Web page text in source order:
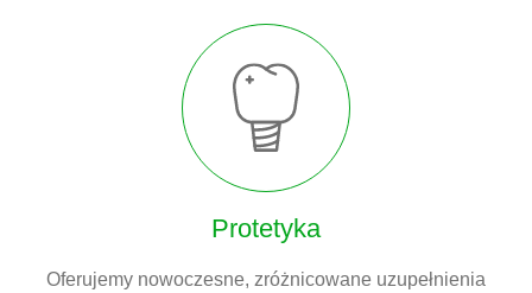
Protetyka
Oferujemy nowoczesne, zróżnicowane uzupełnienia